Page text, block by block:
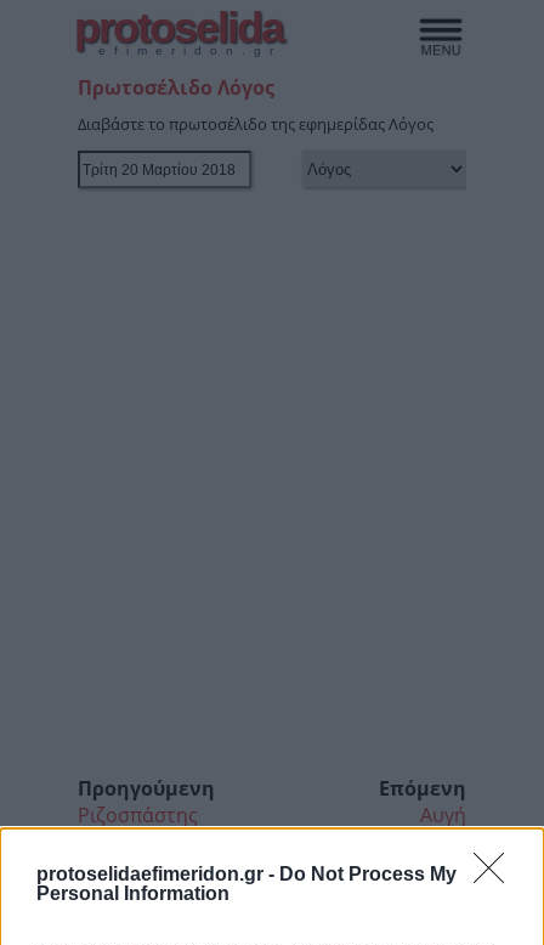
protoselidaefimeridon.gr - Do Not Process My
Personal Information
protoselida
efimeridon.gr
Πρωτοσέλιδο Λόγος
Διαβάστε το πρωτοσέλιδο της εφημερίδας Λόγος
Προηγούμενη
Ριζοσπάστης
Επόμενη
Αυγή